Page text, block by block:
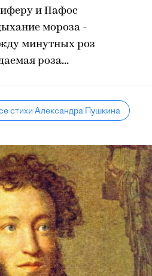
и Пафос
мороза -
минутных роз
роза...
стихи Александра Пушкина